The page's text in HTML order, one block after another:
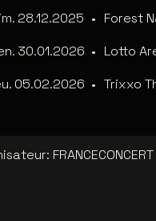
28.12.2025 • Forest
30.01.2026 • Lotto
05.02.2026 • Trixxo
: FRANCECONCERT